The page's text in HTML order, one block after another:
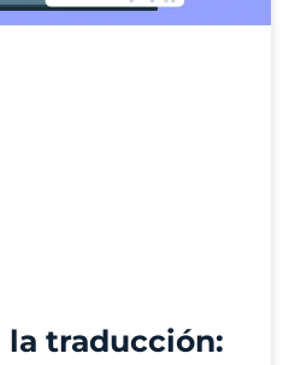
traducción: